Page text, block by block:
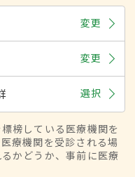
変更
変更
選択
榜している医療機関を
療機関を受診される場
かどうか、事前に医療